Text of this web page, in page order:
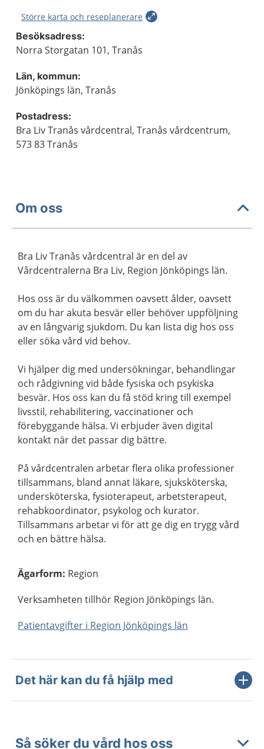
Större karta och reseplanerare
Besöksadress:
Norra Storgatan 101, Tranås
Län, kommun:
Jönköpings län, Tranås
Postadress:
Bra Liv Tranås vårdcentral, Tranås vårdcentrum,
573 83 Tranås
Om oss
Bra Liv Tranås vårdcentral är en del av
Vårdcentralerna Bra Liv, Region Jönköpings län.
Hos oss är du välkommen oavsett ålder, oavsett
om du har akuta besvär eller behöver uppföljning
av en långvarig sjukdom. Du kan lista dig hos oss
eller söka vård vid behov.
Vi hjälper dig med undersökningar, behandlingar
och rådgivning vid både fysiska och psykiska
besvär. Hos oss kan du få stöd kring till exempel
livsstil, rehabilitering, vaccinationer och
förebyggande hälsa. Vi erbjuder även digital
kontakt när det passar dig bättre.
På vårdcentralen arbetar flera olika professioner
tillsammans, bland annat läkare, sjuksköterska,
undersköterska, fysioterapeut, arbetsterapeut,
rehabkoordinator, psykolog och kurator.
Tillsammans arbetar vi för att ge dig en trygg vård
och en bättre hälsa.
Ägarform: Region
Verksamheten tillhör Region Jönköpings län.
Patientavgifter i Region Jönköpings län
Det här kan du få hjälp med
Så söker du vård hos oss